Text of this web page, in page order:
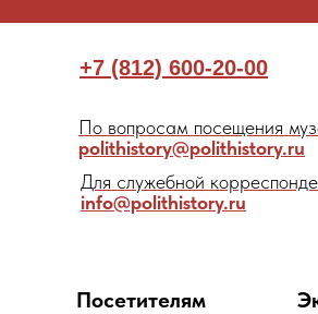
+7 (812) 600-20-00
По вопросам посещения
polithistory@polithistory.ru
Для служебной
info@polithistory.ru
Посетителям